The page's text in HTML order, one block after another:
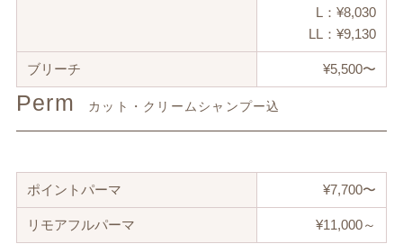
L：¥8,030
LL：¥9,130
ブリーチ ¥5,500〜
Perm カット・クリームシャンプー込
ポイントパーマ ¥7,700〜
リモアフルパーマ ¥11,000～